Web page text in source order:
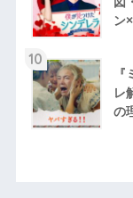
ン
10
レ
の